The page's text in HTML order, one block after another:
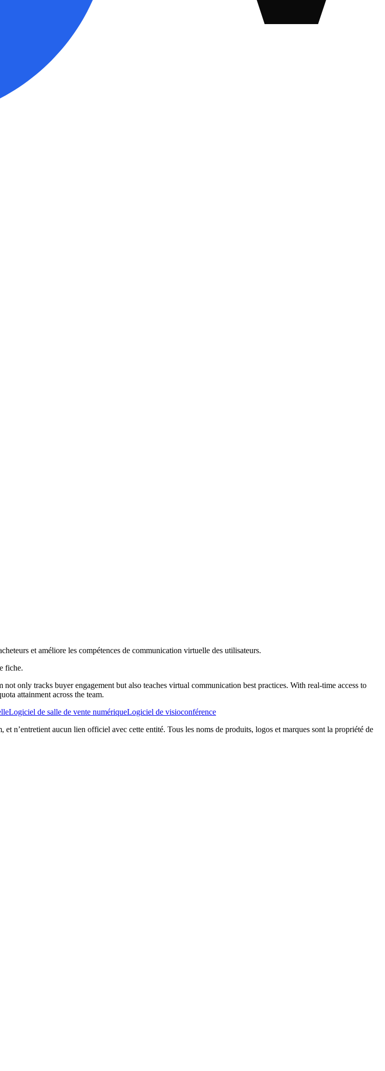
et améliore les compétences de communication virtuelle des utilisateurs.
fiche.
only tracks buyer engagement but also teaches virtual communication best practices. With real-time access to
attainment across the team.
Logiciel de salle de vente numériqueLogiciel de visioconférence
n’entretient aucun lien officiel avec cette entité. Tous les noms de produits, logos et marques sont la propriété de